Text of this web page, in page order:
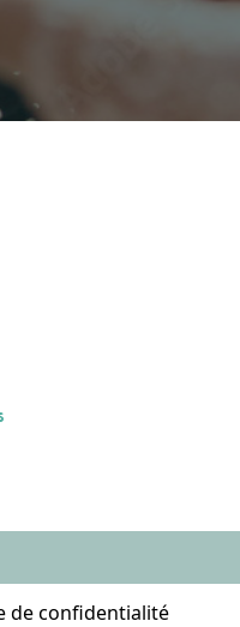
de confidentialité